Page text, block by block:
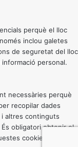
perquè el lloc
inclou galetes
de seguretat del lloc
personal.
necessàries perquè
recopilar dades
i altres continguts
És obligatori obtenir el
cookies al vostre